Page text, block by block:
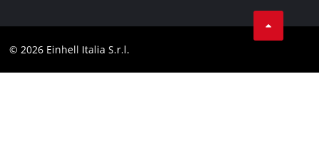
Comformità
Linkedin
© 2026 Einhell Italia S.r.l.